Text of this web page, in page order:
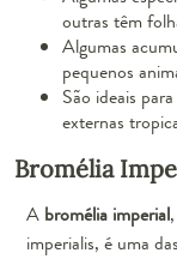
outras têm
Algumas
pequenos
São ideais
externas
Bromélia
A bromélia imperial
imperialis, é uma